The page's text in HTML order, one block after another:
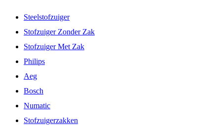
Steelstofzuiger
Stofzuiger Zonder Zak
Stofzuiger Met Zak
Philips
Aeg
Bosch
Numatic
Stofzuigerzakken